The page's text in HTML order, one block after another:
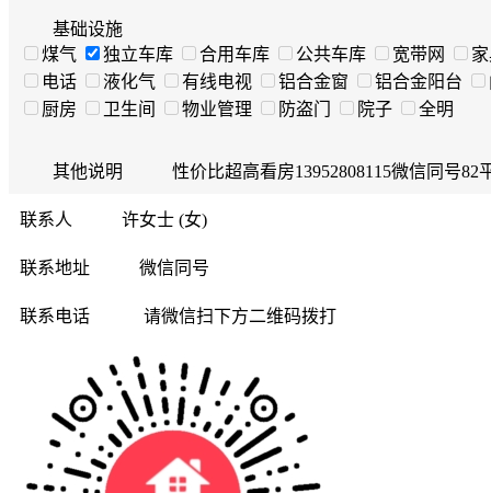
基础设施
煤气
独立车库 合用车库 公共车库 宽带网
电话
液化气 有线电视 铝合金窗 铝合金阳台
厨房
卫生间 物业管理 防盗门 院子 全明
其他说明 性价比超高看房13952808115微信同号82
联系人 许女士 (女)
联系地址 微信同号
联系电话 请微信扫下方二维码拨打